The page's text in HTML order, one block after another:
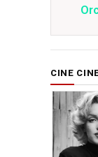
CINE